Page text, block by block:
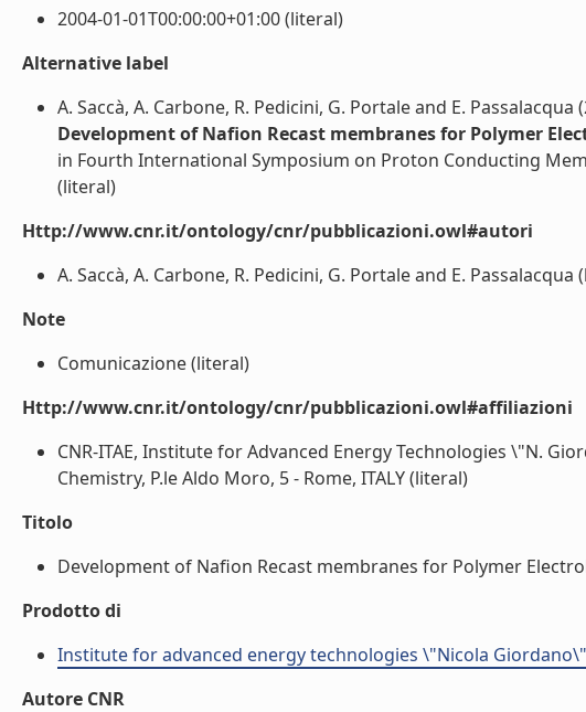
2004-01-01T00:00:00+01:00 (literal)
Alternative label
A. Saccà, A. Carbone, R. Pedicini, G. Portale and E. Passalacqua
Development of Nafion Recast membranes for Polymer
in Fourth International Symposium on Proton Conducting
(literal)
Http://www.cnr.it/ontology/cnr/pubblicazioni.owl#autori
A. Saccà, A. Carbone, R. Pedicini, G. Portale and E. Passalacqua
Note
Comunicazione (literal)
Http://www.cnr.it/ontology/cnr/pubblicazioni.owl#affiliazioni
CNR-ITAE, Institute for Advanced Energy Technologies \"N.
Chemistry, P.le Aldo Moro, 5 - Rome, ITALY (literal)
Titolo
Development of Nafion Recast membranes for Polymer
Prodotto di
Institute for advanced energy technologies \"Nicola Giordano\"
Autore CNR